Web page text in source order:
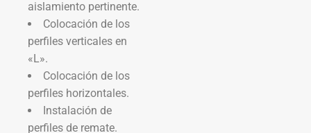
aislamiento pertinente.
Colocación de los
perfiles verticales en
«L».
Colocación de los
perfiles horizontales.
Instalación de
perfiles de remate.